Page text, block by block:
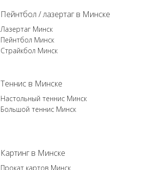
Пейнтбол / лазертаг в Минске
Лазертаг Минск
Пейнтбол Минск
Страйкбол Минск
Теннис в Минске
Настольный теннис Минск
Большой теннис Минск
Картинг в Минске
Прокат картов Минск